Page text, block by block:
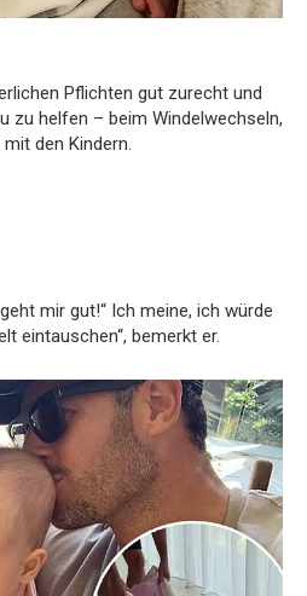
Pflichten gut zurecht und
zu helfen – beim Windelwechseln,
den Kindern.
mir gut!“ Ich meine, ich würde
eintauschen“, bemerkt er.